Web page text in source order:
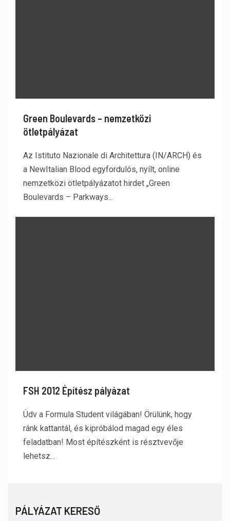
Green Boulevards – nemzetközi
ötletpályázat
Az Istituto Nazionale di Architettura (IN/ARCH) és
a NewItalian Blood egyfordulós, nyílt, online
nemzetközi ötletpályázatot hirdet „Green
Boulevards – Parkways...
FSH 2012 Építész pályázat
Üdv a Formula Student világában! Örülünk, hogy
ránk kattantál, és kipróbálod magad egy éles
feladatban! Most építészként is résztvevője
lehetsz...
PÁLYÁZAT KERESŐ